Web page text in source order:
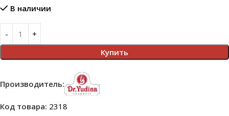
В наличии
Купить
Производитель:
Код товара: 2318